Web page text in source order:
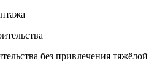
без привлечения тяжёлой